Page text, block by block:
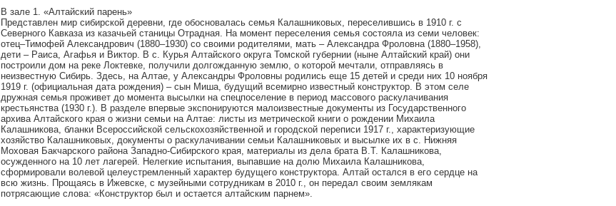
В зале 1. «Алтайский парень»
Представлен мир сибирской деревни, где обосновалась семья Калашниковых, переселившись в 1910 г. с
Северного Кавказа из казачьей станицы Отрадная. На момент переселения семья состояла из семи человек:
отец–Тимофей Александрович (1880–1930) со своими родителями, мать – Александра Фроловна (1880–1958),
дети – Раиса, Агафья и Виктор. В с. Курья Алтайского округа Томской губернии (ныне Алтайский край) они
построили дом на реке Локтевке, получили долгожданную землю, о которой мечтали, отправляясь в
неизвестную Сибирь. Здесь, на Алтае, у Александры Фроловны родились еще 15 детей и среди них 10 ноября
1919 г. (официальная дата рождения) – сын Миша, будущий всемирно известный конструктор. В этом селе
дружная семья проживет до момента высылки на спецпоселение в период массового раскулачивания
крестьянства (1930 г.). В разделе впервые экспонируются малоизвестные документы из Государственного
архива Алтайского края о жизни семьи на Алтае: листы из метрической книги о рождении Михаила
Калашникова, бланки Всероссийской сельскохозяйственной и городской переписи 1917 г., характеризующие
хозяйство Калашниковых, документы о раскулачивании семьи Калашниковых и высылке их в с. Нижняя
Моховая Бакчарского района Западно-Сибирского края, материалы из дела брата В.Т. Калашникова,
осужденного на 10 лет лагерей. Нелегкие испытания, выпавшие на долю Михаила Калашникова,
сформировали волевой целеустремленный характер будущего конструктора. Алтай остался в его сердце на
всю жизнь. Прощаясь в Ижевске, с музейными сотрудникам в 2010 г., он передал своим землякам
потрясающие слова: «Конструктор был и остается алтайским парнем».